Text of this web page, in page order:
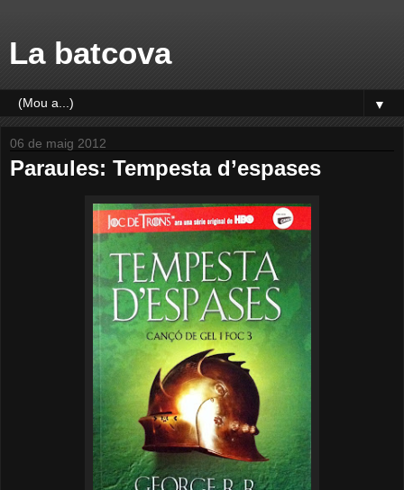
La batcova
▼
06 de maig 2012
Paraules: Tempesta d’espases